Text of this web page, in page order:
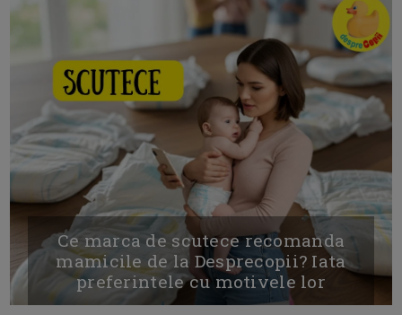
Ce marca de scutece recomanda
mamicile de la Desprecopii? Iata
preferintele cu motivele lor